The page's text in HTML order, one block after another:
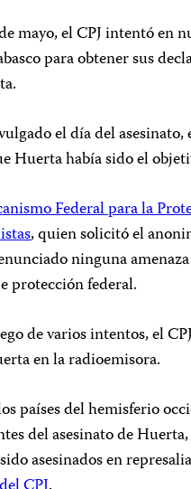
mayo, el CPJ intentó en
para obtener sus
el día del
Huerta había sido el
Federal para la
, quien solicitó el
ninguna
protección federal.
de varios intentos, el
en la radioemisora.
países del hemisferio
del asesinato de
asesinados en